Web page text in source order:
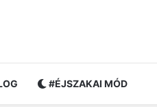
Facebook